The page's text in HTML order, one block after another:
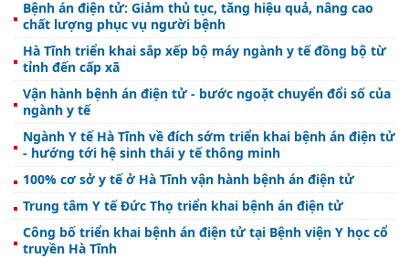
Bệnh án điện tử: Giảm thủ tục, tăng hiệu quả, nâng cao
chất lượng phục vụ người bệnh
Hà Tĩnh triển khai sắp xếp bộ máy ngành y tế đồng bộ từ
tỉnh đến cấp xã
Vận hành bệnh án điện tử - bước ngoặt chuyển đổi số của
ngành y tế
Ngành Y tế Hà Tĩnh về đích sớm triển khai bệnh án điện tử
- hướng tới hệ sinh thái y tế thông minh
100% cơ sở y tế ở Hà Tĩnh vận hành bệnh án điện tử
Trung tâm Y tế Đức Thọ triển khai bệnh án điện tử
Công bố triển khai bệnh án điện tử tại Bệnh viện Y học cổ
truyền Hà Tĩnh